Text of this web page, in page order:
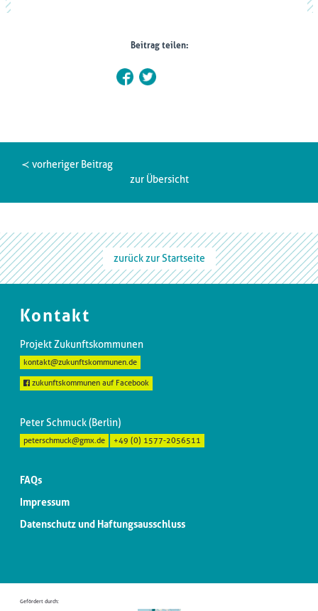
Beitrag teilen:
≺ vorheriger Beitrag
zur Übersicht
zurück zur Startseite
Kontakt
Projekt Zukunftskommunen
kontakt@zukunftskommunen.de
zukunftskommunen auf Facebook
Peter Schmuck (Berlin)
peterschmuck@gmx.de +49 (0) 1577-2056511
FAQs
Impressum
Datenschutz und Haftungsausschluss
Gefördert durch: